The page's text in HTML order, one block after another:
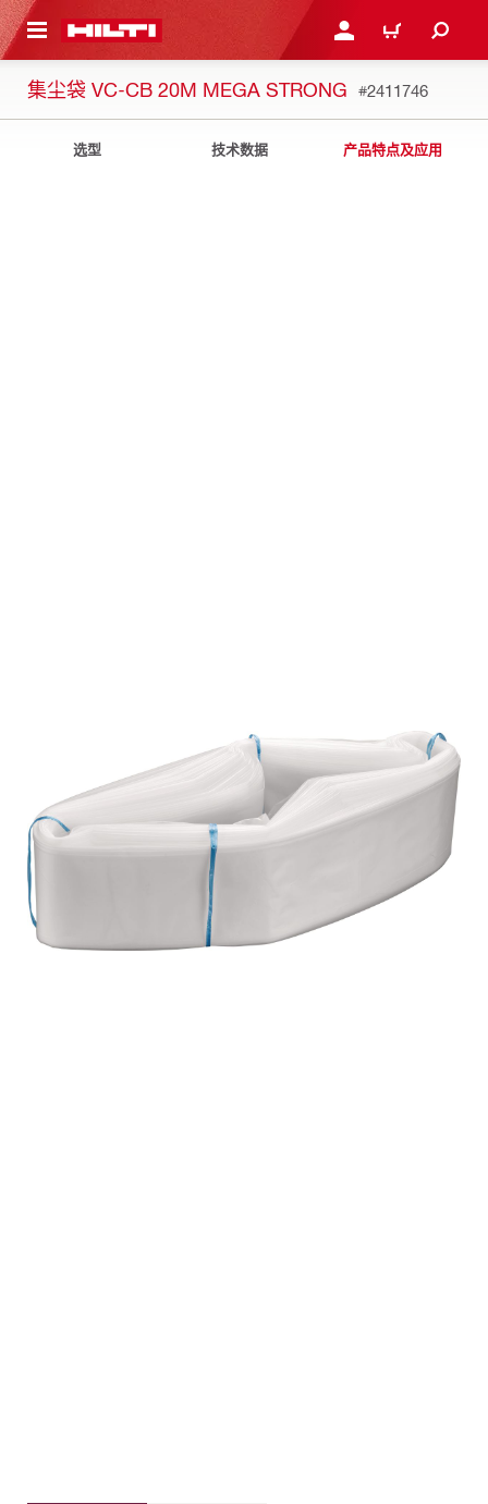
到主页 登录或注册购物车
集尘袋 VC-CB 20M MEGA STRONG #2411746
选型 技术数据 产品特点及应用